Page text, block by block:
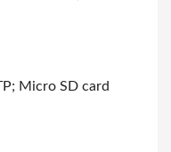
Micro SD card